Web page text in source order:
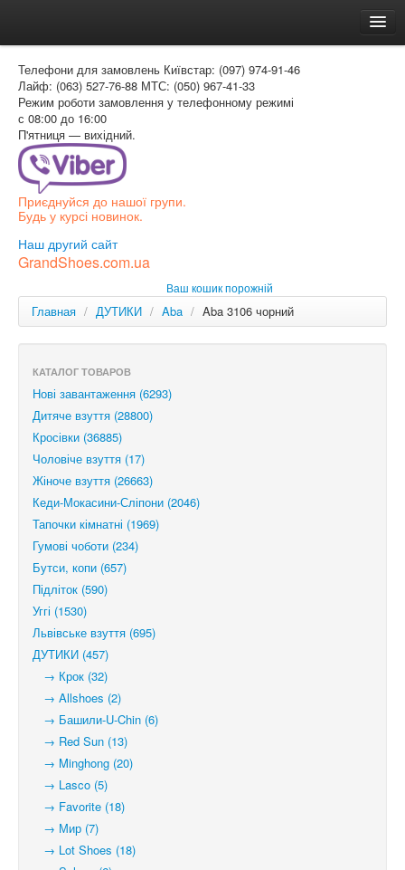
Доставка и оплата
Как заказать
Контакти
Таблиця розмірів
Вхід для покупця
РОС
Телефони для замовлень Київстар: (097) 974-91-46
Лайф: (063) 527-76-88 МТС: (050) 967-41-33
Режим роботи замовлення у телефонному режимі
с 08:00 до 16:00
П'ятниця — вихідний.
Приєднуйся до нашої групи.
Будь у курсі новинок.
Наш другий сайт
GrandShoes.com.ua
Ваш кошик порожній
Главная / ДУТИКИ / Aba / Aba 3106 чорний
КАТАЛОГ ТОВАРОВ
Нові завантаження (6293)
Дитяче взуття (28800)
Кросівки (36885)
Чоловіче взуття (17)
Жіноче взуття (26663)
Кеди-Мокасини-Сліпони (2046)
Тапочки кімнатні (1969)
Гумові чоботи (234)
Бутси, копи (657)
Підліток (590)
Уггі (1530)
Львівське взуття (695)
ДУТИКИ (457)
→ Крок (32)
→ Allshoes (2)
→ Башили-U-Chin (6)
→ Red Sun (13)
→ Minghong (20)
→ Lasco (5)
→ Favorite (18)
→ Мир (7)
→ Lot Shoes (18)